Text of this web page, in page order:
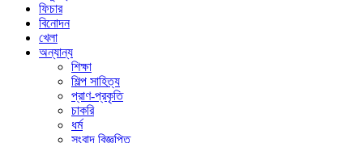
ফিচার
বিনোদন
খেলা
অন্যান্য
শিক্ষা
শিল্প সাহিত্য
প্রাণ-প্রকৃতি
চাকরি
ধর্ম
সংবাদ বিজ্ঞপ্তি